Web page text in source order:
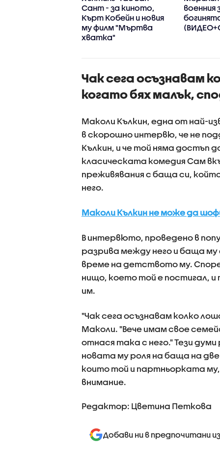
Сант - за киното,
Кърт Кобейн и новия
му филм "Мъртва
хватка"
военния
Чак сега осъзнавам
когато бях малък,
Mаколи Кълкин, една от най-
в скорошно интервю, че не
Кълкин, и че той няма достъп
класическата комедия Сам
преживявания с баща си,
него.
Маколи Кълкин не може да
В интервюто, проведено в
разрива между него и баща
време на детството му.
нищо, което той е постигал, и
им.
"Чак сега осъзнавам колко
Маколи. "Вече имам свое
отнася така с него." Тези
новата му роля на баща на
които той и партньорката
внимание.
Редактор: Цветина Петкова
Добави ни в предпочитани